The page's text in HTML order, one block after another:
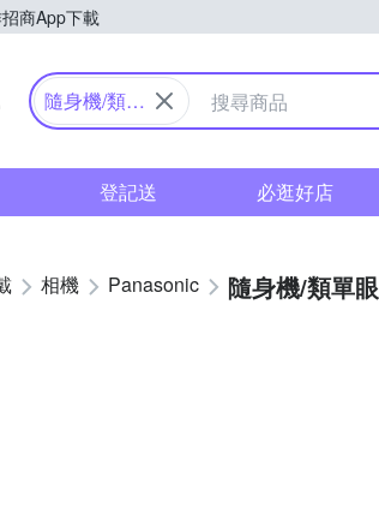
商App下載
Yahoo購物中心
隨身機/類單
登記送 必逛好店
相機 Panasonic 隨身機/類單眼